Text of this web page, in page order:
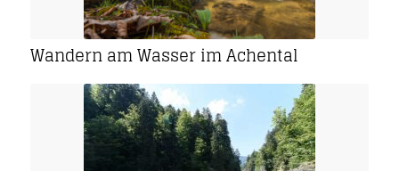
Wandern am Wasser im Achental